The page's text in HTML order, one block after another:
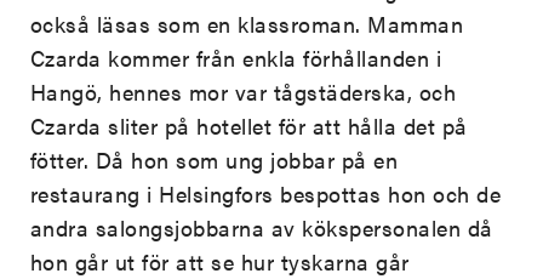
också läsas som en klassroman. Mamman
Czarda kommer från enkla förhållanden i
Hangö, hennes mor var tågstäderska, och
Czarda sliter på hotellet för att hålla det på
fötter. Då hon som ung jobbar på en
restaurang i Helsingfors bespottas hon och de
andra salongsjobbarna av kökspersonalen då
hon går ut för att se hur tyskarna går